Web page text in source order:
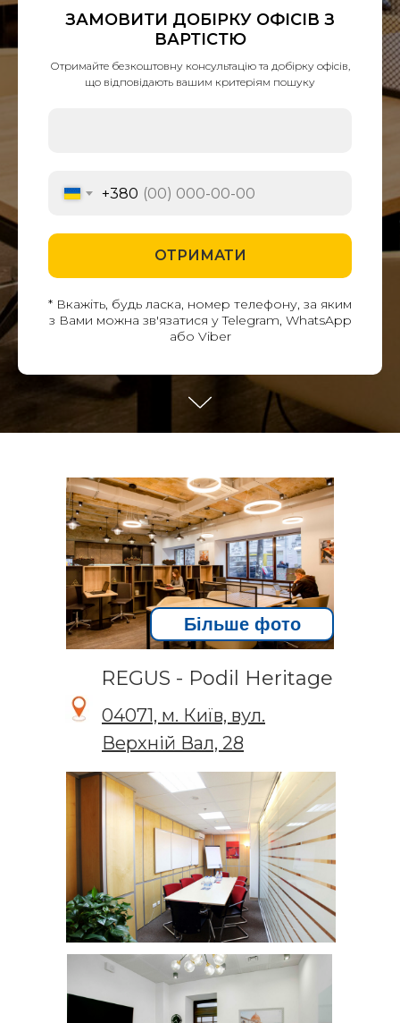
ЗАМОВИТИ ДОБІРКУ ОФІСІВ З
ВАРТІСТЮ
Отримайте безкоштовну консультацію та добірку офісів,
що відповідають вашим критеріям пошуку
+380
ОТРИМАТИ
* Вкажіть, будь ласка, номер телефону, за яким
з Вами можна зв'язатися у Telegram, WhatsApp
або Viber
04071, м. Київ, вул.
Верхній Вал, 28
REGUS - Podil Heritage
Більше фото